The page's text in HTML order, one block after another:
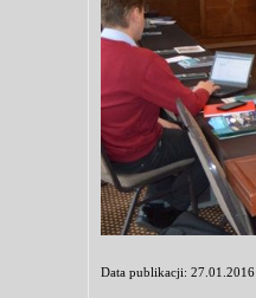
Data publikacji: 27.01.2016